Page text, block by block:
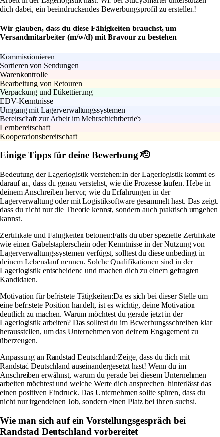
dich dabei, ein beeindruckendes Bewerbungsprofil zu erstellen!
Wir glauben, dass du diese Fähigkeiten brauchst, um
Versandmitarbeiter (m/w/d) mit Bravour zu bestehen
Kommissionieren
Sortieren von Sendungen
Warenkontrolle
Bearbeitung von Retouren
Verpackung und Etikettierung
EDV-Kenntnisse
Umgang mit Lagerverwaltungssystemen
Bereitschaft zur Arbeit im Mehrschichtbetrieb
Lernbereitschaft
Kooperationsbereitschaft
Einige Tipps für deine Bewerbung 🫡
Bedeutung der Lagerlogistik verstehen:In der Lagerlogistik kommt es
darauf an, dass du genau verstehst, wie die Prozesse laufen. Hebe in
deinem Anschreiben hervor, wie du Erfahrungen in der
Lagerverwaltung oder mit Logistiksoftware gesammelt hast. Das zeigt,
dass du nicht nur die Theorie kennst, sondern auch praktisch umgehen
kannst.
Zertifikate und Fähigkeiten betonen:Falls du über spezielle Zertifikate
wie einen Gabelstaplerschein oder Kenntnisse in der Nutzung von
Lagerverwaltungssystemen verfügst, solltest du diese unbedingt in
deinem Lebenslauf nennen. Solche Qualifikationen sind in der
Lagerlogistik entscheidend und machen dich zu einem gefragten
Kandidaten.
Motivation für befristete Tätigkeiten:Da es sich bei dieser Stelle um
eine befristete Position handelt, ist es wichtig, deine Motivation
deutlich zu machen. Warum möchtest du gerade jetzt in der
Lagerlogistik arbeiten? Das solltest du im Bewerbungsschreiben klar
herausstellen, um das Unternehmen von deinem Engagement zu
überzeugen.
Anpassung an Randstad Deutschland:Zeige, dass du dich mit
Randstad Deutschland auseinandergesetzt hast! Wenn du im
Anschreiben erwähnst, warum du gerade bei diesem Unternehmen
arbeiten möchtest und welche Werte dich ansprechen, hinterlässt das
einen positiven Eindruck. Das Unternehmen sollte spüren, dass du
nicht nur irgendeinen Job, sondern einen Platz bei ihnen suchst.
Wie man sich auf ein Vorstellungsgespräch bei
Randstad Deutschland vorbereitet